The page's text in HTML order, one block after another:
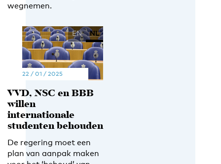
wegnemen.
EN NL
22 / 01 / 2025
VVD, NSC en BBB
willen
internationale
studenten behouden
De regering moet een
plan van aanpak maken